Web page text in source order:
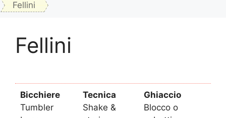
Fellini
Fellini
Bicchiere
Tumbler
Tecnica
Shake &
Ghiaccio
Blocco o